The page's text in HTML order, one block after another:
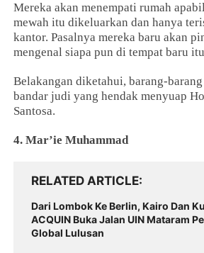
Mereka akan menempati rumah
mewah itu dikeluarkan dan hanya
kantor. Pasalnya mereka baru akan
mengenal siapa pun di tempat baru
Belakangan diketahui, barang-
bandar judi yang hendak menyuap
Santosa.
4. Mar’ie Muhammad
RELATED ARTICLE
Dari Lombok Ke Berlin, Kairo Dan
ACQUIN Buka Jalan UIN Mataram
Global Lulusan